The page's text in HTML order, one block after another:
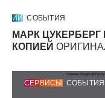
ИИ СОБЫТИЯ
МАРК
КОПИЕЙ
СЕРВИСЫ СОБЫТИЯ